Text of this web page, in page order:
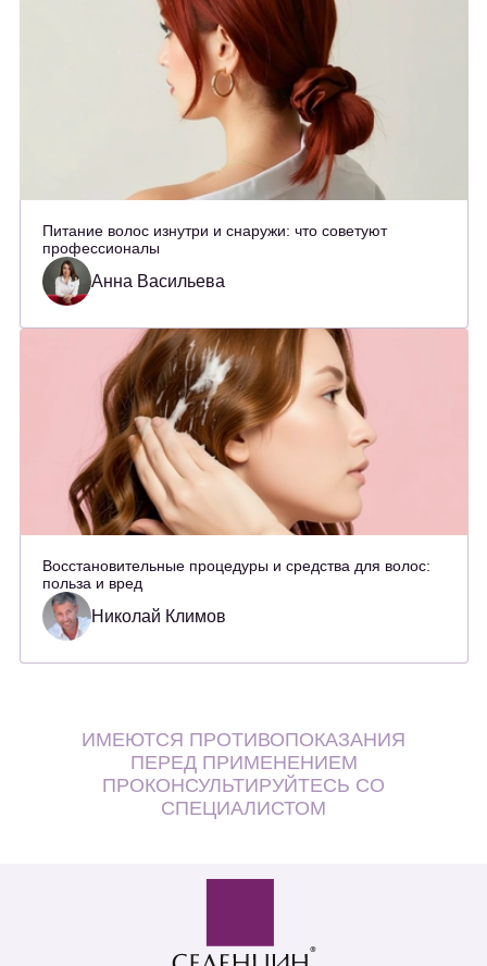
Питание волос изнутри и снаружи: что советуют
профессионалы
Анна Васильева
Восстановительные процедуры и средства для волос:
польза и вред
Николай Климов
ИМЕЮТСЯ ПРОТИВОПОКАЗАНИЯ
ПЕРЕД ПРИМЕНЕНИЕМ
ПРОКОНСУЛЬТИРУЙТЕСЬ СО
СПЕЦИАЛИСТОМ